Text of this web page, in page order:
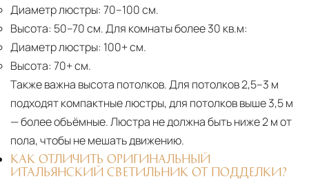
Диаметр люстры: 70–100 см.
Высота: 50–70 см. Для комнаты более 30 кв.м:
Диаметр люстры: 100+ см.
Высота: 70+ см.
Также важна высота потолков. Для потолков 2,5–3 м
подходят компактные люстры, для потолков выше 3,5 м
— более объёмные. Люстра не должна быть ниже 2 м от
пола, чтобы не мешать движению.
КАК ОТЛИЧИТЬ ОРИГИНАЛЬНЫЙ
ИТАЛЬЯНСКИЙ СВЕТИЛЬНИК ОТ ПОДДЕЛКИ?